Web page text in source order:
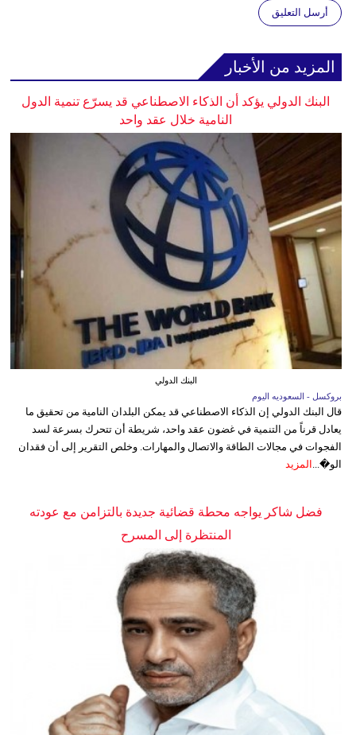
أرسل التعليق
المزيد من الأخبار
البنك الدولي يؤكد أن الذكاء الاصطناعي قد يسرّع تنمية الدول
النامية خلال عقد واحد
البنك الدولي
بروكسل - السعوديه اليوم
قال البنك الدولي إن الذكاء الاصطناعي قد يمكن البلدان النامية من تحقيق ما
يعادل قرناً من التنمية في غضون عقد واحد، شريطة أن تتحرك بسرعة لسد
الفجوات في مجالات الطاقة والاتصال والمهارات. وخلص التقرير إلى أن فقدان
الو�... المزيد
فضل شاكر يواجه محطة قضائية جديدة بالتزامن مع عودته
المنتظرة إلى المسرح